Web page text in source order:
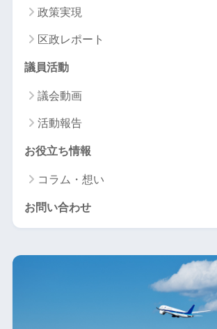
政策実現
区政レポート
議員活動
議会動画
活動報告
お役立ち情報
コラム・想い
お問い合わせ